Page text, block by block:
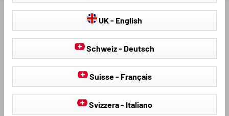
Ontdek meer producten voor uw voertuig:
UK - English
Schweiz - Deutsch
Suisse - Français
Svizzera - Italiano